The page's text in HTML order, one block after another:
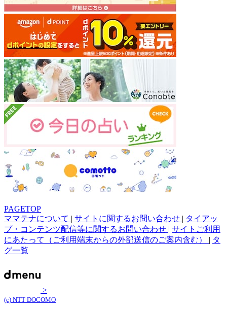
PAGETOP
ママテナについて | サイトに関するお問い合わせ | タイアッ
プ・コンテンツ配信等に関するお問い合わせ | サイトご利用
にあたって（ご利用端末からの外部送信のご案内含む） | タ
グ一覧
>
(c) NTT DOCOMO